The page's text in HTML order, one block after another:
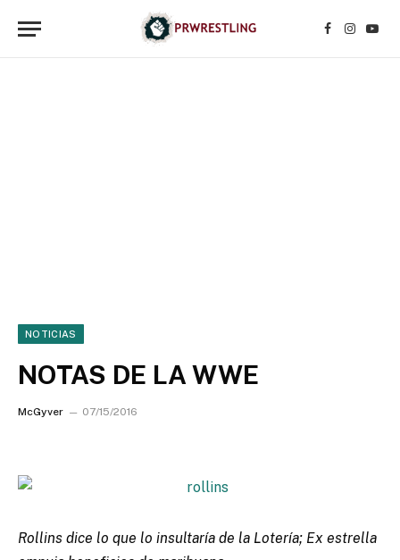
Facebook
NOTICIAS
NOTAS DE LA WWE
McGyver 07/15/2016
Rollins dice lo que lo insultaría de la Lotería; Ex estrella